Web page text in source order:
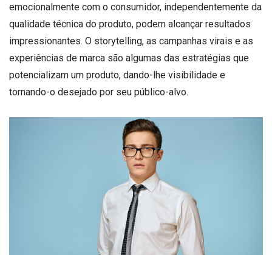
emocionalmente com o consumidor, independentemente da
qualidade técnica do produto, podem alcançar resultados
impressionantes. O storytelling, as campanhas virais e as
experiências de marca são algumas das estratégias que
potencializam um produto, dando-lhe visibilidade e
tornando-o desejado por seu público-alvo.